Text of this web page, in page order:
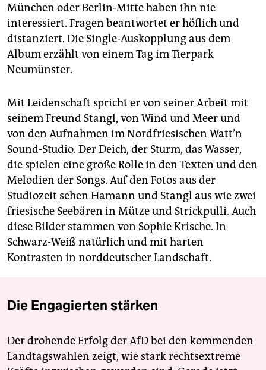
München oder Berlin-Mitte haben ihn nie
interessiert. Fragen beantwortet er höflich und
distanziert. Die Single-Auskopplung aus dem
Album erzählt von einem Tag im Tierpark
Neumünster.
Mit Leidenschaft spricht er von seiner Arbeit mit
seinem Freund Stangl, von Wind und Meer und
von den Aufnahmen im Nordfriesischen Watt’n
Sound-Studio. Der Deich, der Sturm, das Wasser,
die spielen eine große Rolle in den Texten und den
Melodien der Songs. Auf den Fotos aus der
Studiozeit sehen Hamann und Stangl aus wie zwei
friesische Seebären in Mütze und Strickpulli. Auch
diese Bilder stammen von Sophie Krische. In
Schwarz-Weiß natürlich und mit harten
Kontrasten in norddeutscher Landschaft.
Die Engagierten stärken
Der drohende Erfolg der AfD bei den kommenden
Landtagswahlen zeigt, wie stark rechtsextreme